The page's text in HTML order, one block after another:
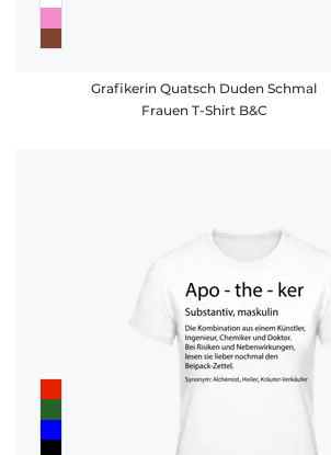
Grafikerin Quatsch Duden Schmal
Frauen T-Shirt B&C